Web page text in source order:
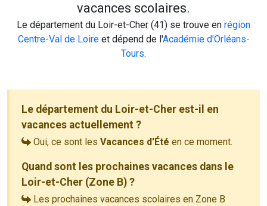
vacances scolaires.
Le département du Loir-et-Cher (41) se trouve en région
Centre-Val de Loireet dépend de l'Académie d'Orléans-
Tours.
Le département du Loir-et-Cher est-il en
vacances actuellement ?
Oui, ce sont les Vacances d'Été en ce moment.
Quand sont les prochaines vacances dans le
Loir-et-Cher (Zone B) ?
Les prochaines vacances scolaires en Zone B